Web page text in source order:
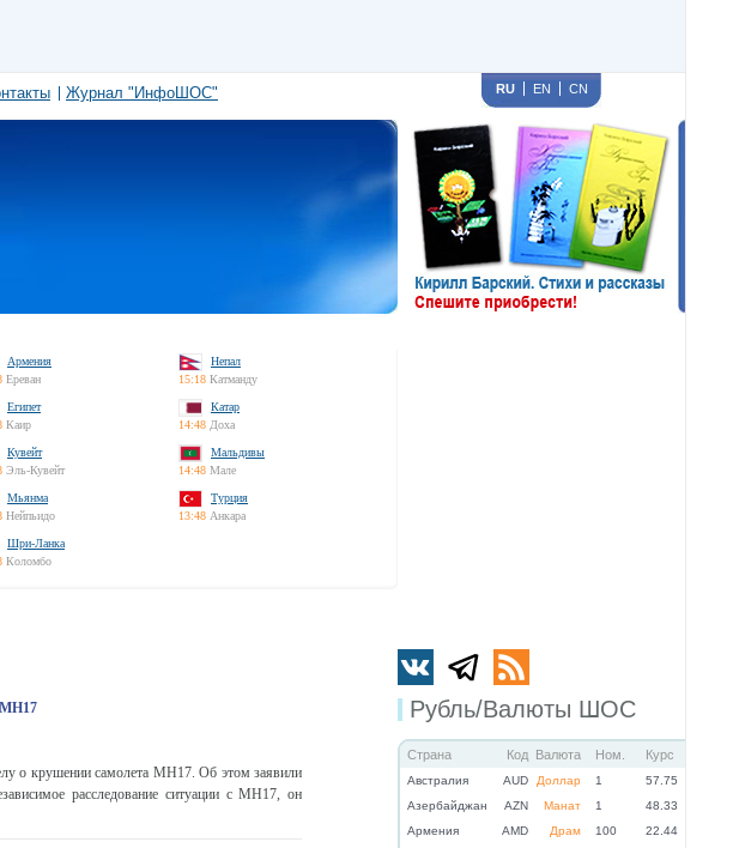
Журнал "ИнфоШОС" RU EN CN
Армения
Ереван
Непал
15:18 Катманду
Египет
Каир
Катар
14:48 Доха
Кувейт
Эль-Кувейт
Мальдивы
14:48 Мале
Мьянма
Нейпьидо
Турция
13:48 Анкара
Шри-Ланка
Коломбо
Рубль/Валюты ШОС
Страна Код Валюта Ном. Курс
Австралия AUD Доллар 1
57.75
Азербайджан
AZN Манат 1
48.33
Армения
AMD Драм 100
22.44
о крушении самолета MH17. Об этом заявили
расследование ситуации с MH17, он